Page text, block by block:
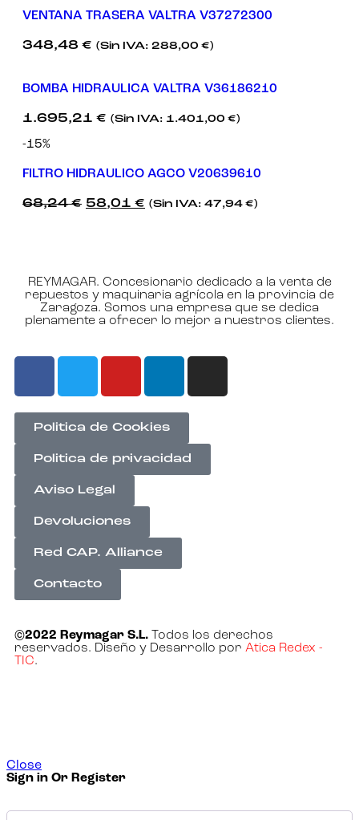
VENTANA TRASERA VALTRA V37272300
348,48 € (Sin IVA: 288,00 €)
BOMBA HIDRAULICA VALTRA V36186210
1.695,21 € (Sin IVA: 1.401,00 €)
-15%
FILTRO HIDRAULICO AGCO V20639610
68,24€ 58,01 € (Sin IVA: 47,94 €)
REYMAGAR. Concesionario dedicado a la venta de
repuestos y maquinaria agrícola en la provincia de
Zaragoza. Somos una empresa que se dedica
plenamente a ofrecer lo mejor a nuestros clientes.
Politica de Cookies
Politica de privacidad
Aviso Legal
Devoluciones
Red CAP. Alliance
Contacto
©2022 Reymagar S.L. Todos los derechos
reservados. Diseño y Desarrollo por Atica Redex -
TIC.
Close
Sign in Or Register